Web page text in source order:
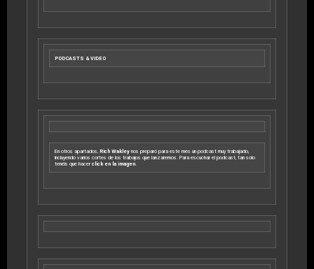
PODCASTS & VIDEO
En otros apartados, Rich Wakley nos preparó para este mes un podcast muy trabajado,
incluyendo varios cortes de los trabajos que lanzaremos. Para escuchar el podcast, tan solo
tenéis que hacer click en la imagen.